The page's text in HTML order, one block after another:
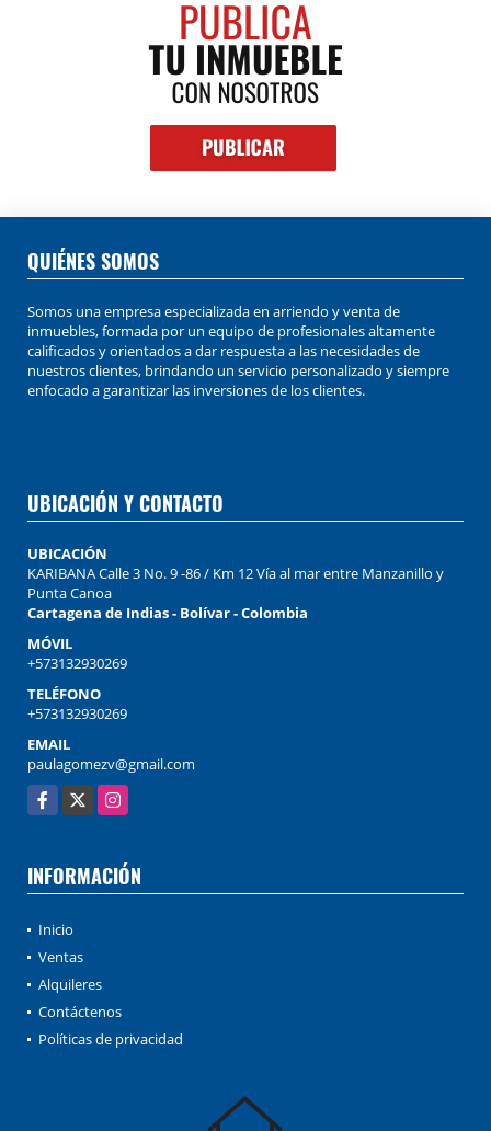
QUIÉNES SOMOS
Somos una empresa especializada en arriendo y venta de
inmuebles, formada por un equipo de profesionales altamente
calificados y orientados a dar respuesta a las necesidades de
nuestros clientes, brindando un servicio personalizado y siempre
enfocado a garantizar las inversiones de los clientes.
UBICACIÓN Y CONTACTO
UBICACIÓN
KARIBANA Calle 3 No. 9 -86 / Km 12 Vía al mar entre Manzanillo y
Punta Canoa
Cartagena de Indias - Bolívar - Colombia
MÓVIL
+573132930269
TELÉFONO
+573132930269
EMAIL
paulagomezv@gmail.com
Facebook
X Instagram
INFORMACIÓN
Inicio
Ventas
Alquileres
Contáctenos
Políticas de privacidad